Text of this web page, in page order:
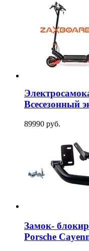
Всесезонный
89990 руб.
Замок-
Porsche